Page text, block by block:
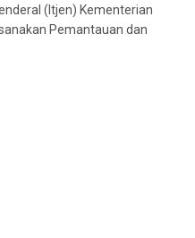
(Itjen) Kementerian
Pemantauan dan